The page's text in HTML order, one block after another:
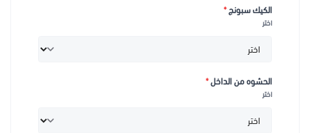
الكيك سبونج*
اختر
الحشوه من الداخل*
اختر